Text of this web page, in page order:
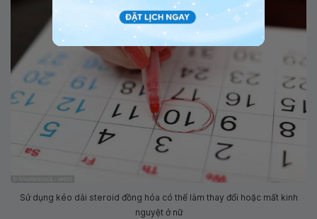
Sử dụng kéo dài steroid đồng hóa có thể làm thay đổi hoặc mất kinh
nguyệt ở nữ